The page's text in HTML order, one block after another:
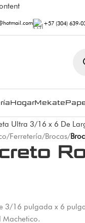
+57 (304) 639-
HogarMekate
/Ferretería/Brocas/
3/16 pulgada x 6
Machetico.